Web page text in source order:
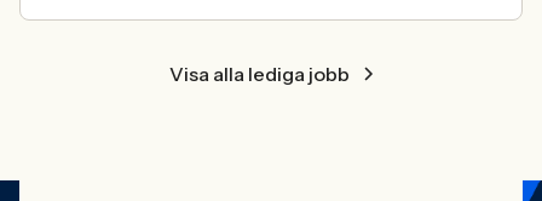
Visa alla lediga jobb